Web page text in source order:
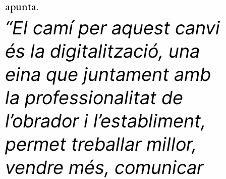
apunta.
“El camí per aquest canvi
és la digitalització, una
eina que juntament amb
la professionalitat de
l’obrador i l’establiment,
permet treballar millor,
vendre més, comunicar